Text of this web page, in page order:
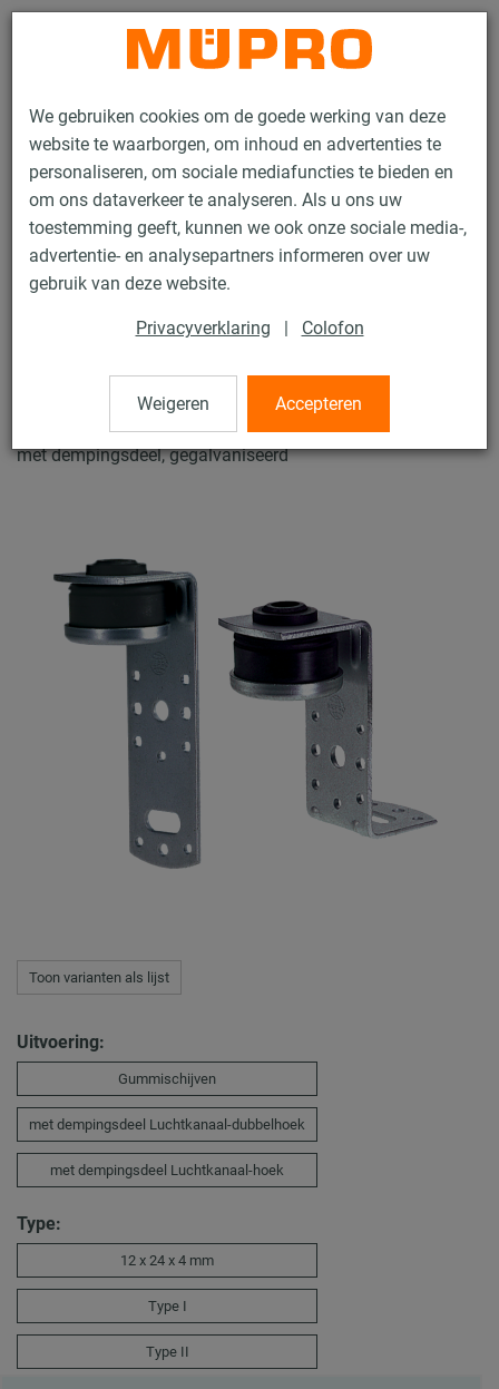
We gebruiken cookies om de goede werking van deze
website te waarborgen, om inhoud en advertenties te
personaliseren, om sociale mediafuncties te bieden en
om ons dataverkeer te analyseren. Als u ons uw
toestemming geeft, kunnen we ook onze sociale media-,
advertentie- en analysepartners informeren over uw
gebruik van deze website.
Privacyverklaring | Colofon
Weigeren Accepteren
Contact
Producten Bevestigingstechniek
Geluidsisolatie
Geluiddempende luchtkanaalbevestiging
Luchtkanaal-hoek
Luchtkanaal-hoek
met dempingsdeel, gegalvaniseerd
Toon varianten als lijst
Uitvoering:
Gummischijven
met dempingsdeel Luchtkanaal-dubbelhoek
met dempingsdeel Luchtkanaal-hoek
Type:
12 x 24 x 4 mm
Type I
Type II